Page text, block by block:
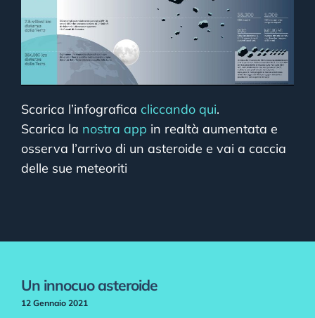
Scarica l’infografica cliccando qui.
Scarica la nostra app in realtà aumentata e
osserva l’arrivo di un asteroide e vai a caccia
delle sue meteoriti
Un innocuo asteroide
12 Gennaio 2021